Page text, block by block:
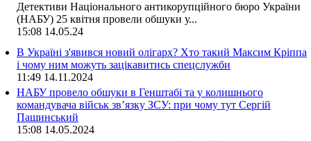
Детективи Національного антикорупційного бюро України
(НАБУ) 25 квітня провели обшуки у...
15:08 14.05.24
В Україні з'явився новий олігарх? Хто такий Максим Кріппа
і чому ним можуть зацікавитись спецслужби
11:49 14.11.2024
НАБУ провело обшуки в Генштабі та у колишнього
командувача військ зв’язку ЗСУ: при чому тут Сергій
Пашинський
15:08 14.05.2024